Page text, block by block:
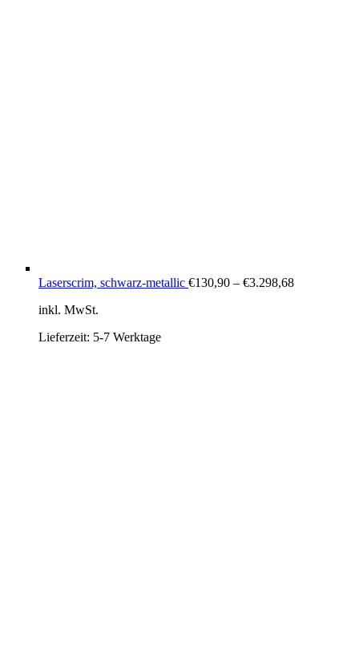
Laserscrim, schwarz-metallic €130,90 – €3.298,68
inkl. MwSt.
Lieferzeit: 5-7 Werktage